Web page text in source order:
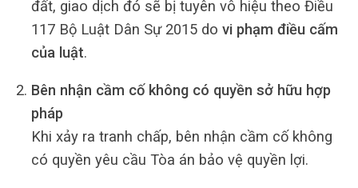
đất, giao dịch đó sẽ bị tuyên vô hiệu theo Điều
117 Bộ Luật Dân Sự 2015 do vi phạm điều cấm
của luật.
Bên nhận cầm cố không có quyền sở hữu hợp
pháp
Khi xảy ra tranh chấp, bên nhận cầm cố không
có quyền yêu cầu Tòa án bảo vệ quyền lợi.